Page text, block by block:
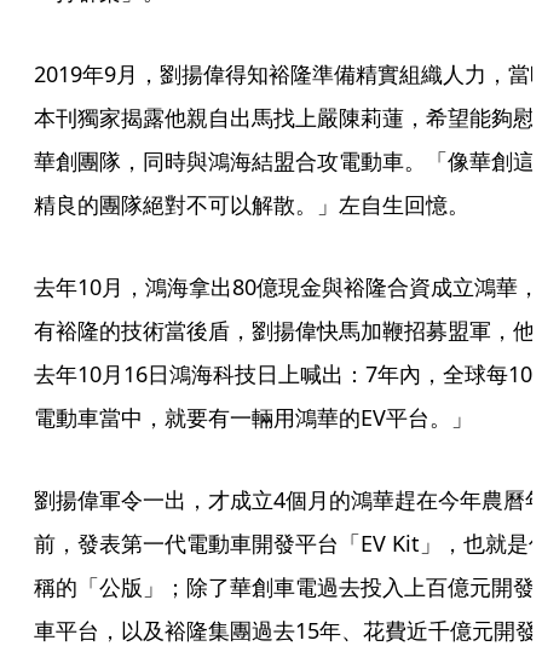
2019年9月，劉揚偉得知裕隆準備精實組織人力，當
本刊獨家揭露他親自出馬找上嚴陳莉蓮，希望能夠慰
華創團隊，同時與鴻海結盟合攻電動車。「像華創這
精良的團隊絕對不可以解散。」左自生回憶。
去年10月，鴻海拿出80億現金與裕隆合資成立鴻華，
有裕隆的技術當後盾，劉揚偉快馬加鞭招募盟軍，他
去年10月16日鴻海科技日上喊出：7年內，全球每10
電動車當中，就要有一輛用鴻華的EV平台。」
劉揚偉軍令一出，才成立4個月的鴻華趕在今年農曆
前，發表第一代電動車開發平台「EV Kit」，也就是
稱的「公版」；除了華創車電過去投入上百億元開發
車平台，以及裕隆集團過去15年、花費近千億元開發